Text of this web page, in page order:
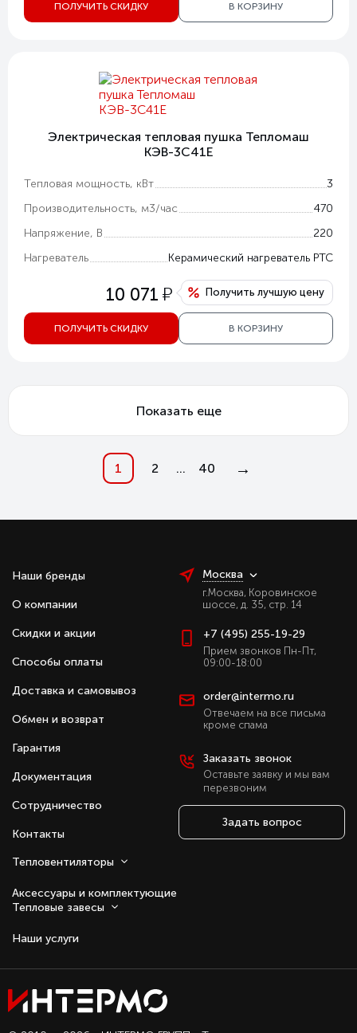
ПОЛУЧИТЬ СКИДКУ В КОРЗИНУ
Электрическая тепловая пушка Тепломаш
КЭВ-3С41Е
Тепловая мощность, кВт
3
Производительность, м3/час
470
Напряжение, В
220
Нагреватель
Керамический нагреватель РТС
10 071 у Получить лучшую цену
ПОЛУЧИТЬ СКИДКУ В КОРЗИНУ
Показать еще
1 2 ... 40 →
Наши бренды
О компании
Скидки и акции
Способы оплаты
Доставка и самовывоз
Обмен и возврат
Гарантия
Документация
Сотрудничество
Контакты
Тепловентиляторы
Аксессуары и комплектующие
Тепловые завесы
Наши услуги
Москва
г.Москва, Коровинское
шоссе, д. 35, стр. 14
+7 (495) 255-19-29
Прием звонков Пн-Пт,
09:00-18:00
order@intermo.ru
Отвечаем на все письма
кроме спама
Заказать звонок
Оставьте заявку и мы вам
перезвоним
Задать вопрос
Оставаясь с нами, вы соглашаетесь на